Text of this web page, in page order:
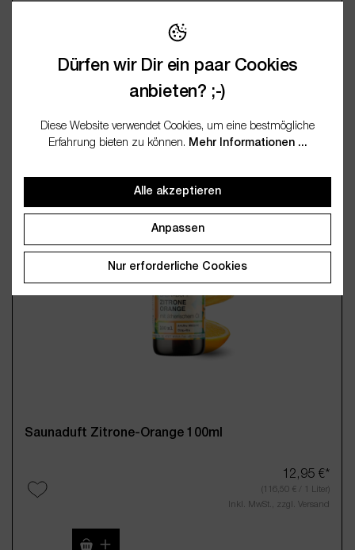
Saunaduft Latschenkiefer-Kiefernadel 100ml
Produkt Anzahl: Gib den gewünschten
Saunaduft Zitrone-Orange 100ml
12,95 €*
(116,50 € / 1 Liter)
Inkl. MwSt., zzgl. Versand
Produkt Anzahl: Gib den gewünschten
Dürfen wir Dir ein paar Cookies
anbieten? ;-)
Diese Website verwendet Cookies, um eine bestmögliche
Erfahrung bieten zu können. Mehr Informationen ...
Alle akzeptieren
Anpassen
Nur erforderliche Cookies